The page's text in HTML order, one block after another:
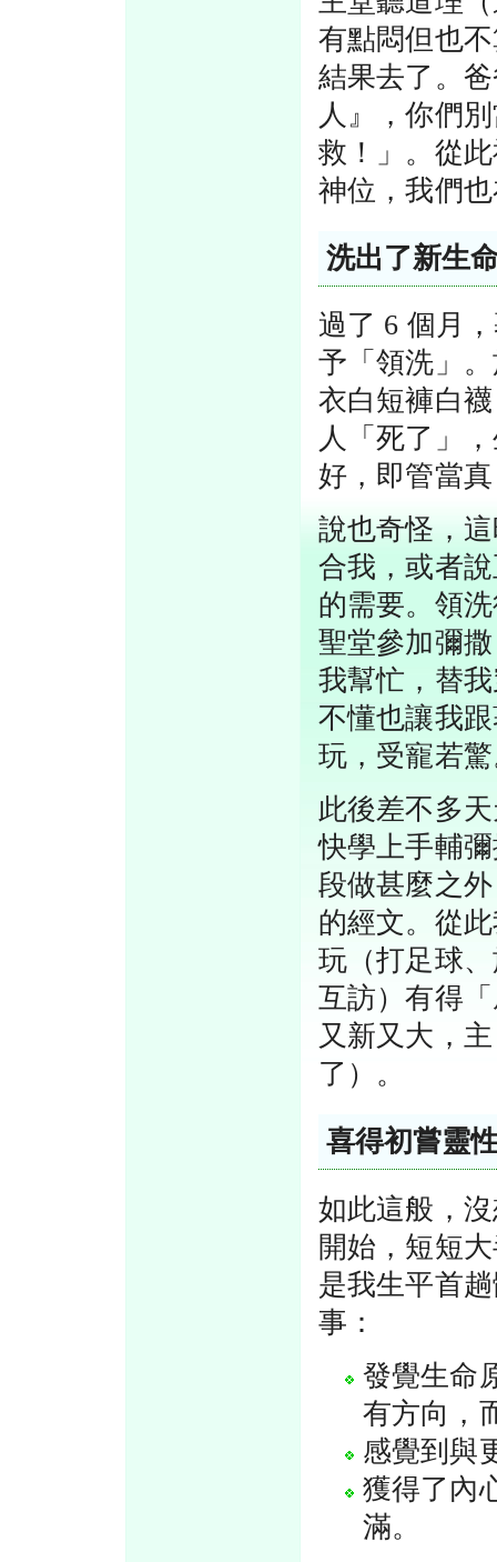
有點悶但也
結果去了。
人』，你們
救！」。從
神位，我們
洗出了新生
過了 6 個月
予「領洗」
衣白短褲白
人「死了」
好，即管當
說也奇怪，
合我，或者
的需要。領
聖堂參加彌
我幫忙，替
不懂也讓我
玩，受寵若
此後差不多
快學上手輔
段做甚麼之
的經文。從
玩（打足球
互訪）有得
又新又大，
了）。
喜得初嘗靈
如此這般，
開始，短短
是我生平首
事：
發覺生命
有方向，
感覺到與
獲得了內
滿。